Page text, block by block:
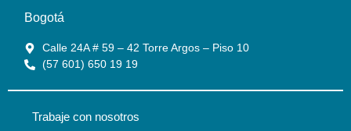
Bogotá
Calle 24A # 59 – 42 Torre Argos – Piso 10
(57 601) 650 19 19
Trabaje con nosotros